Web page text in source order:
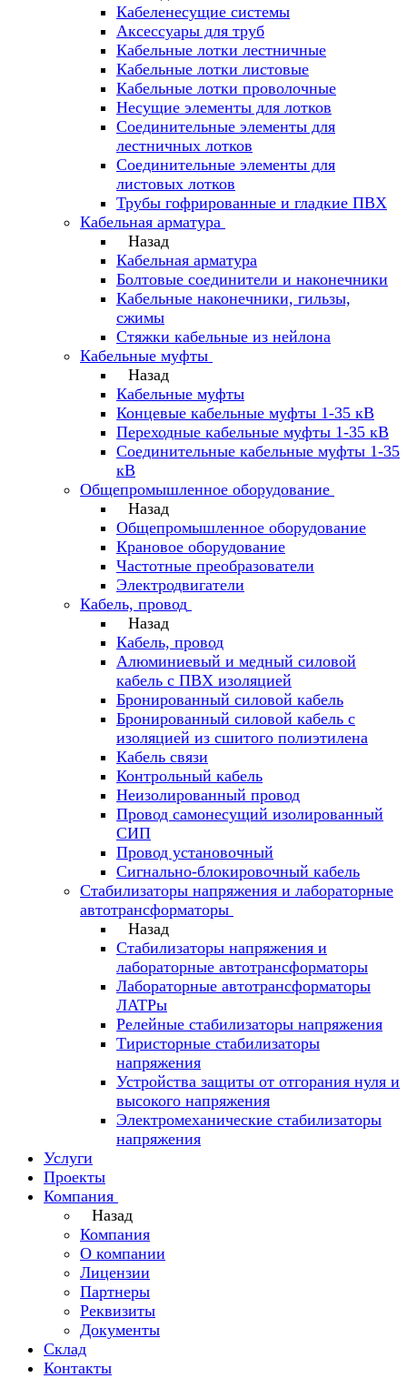
Кабеленесущие системы
Аксессуары для труб
Кабельные лотки лестничные
Кабельные лотки листовые
Кабельные лотки проволочные
Несущие элементы для лотков
Соединительные элементы для
лестничных лотков
Соединительные элементы для
листовых лотков
Трубы гофрированные и гладкие ПВХ
Кабельная арматура
Назад
Кабельная арматура
Болтовые соединители и наконечники
Кабельные наконечники, гильзы,
сжимы
Стяжки кабельные из нейлона
Кабельные муфты
Назад
Кабельные муфты
Концевые кабельные муфты 1-35 кВ
Переходные кабельные муфты 1-35 кВ
Соединительные кабельные муфты 1-35
кВ
Общепромышленное оборудование
Назад
Общепромышленное оборудование
Крановое оборудование
Частотные преобразователи
Электродвигатели
Кабель, провод
Назад
Кабель, провод
Алюминиевый и медный силовой
кабель с ПВХ изоляцией
Бронированный силовой кабель
Бронированный силовой кабель с
изоляцией из сшитого полиэтилена
Кабель связи
Контрольный кабель
Неизолированный провод
Провод самонесущий изолированный
СИП
Провод установочный
Сигнально-блокировочный кабель
Стабилизаторы напряжения и лабораторные
автотрансформаторы
Назад
Стабилизаторы напряжения и
лабораторные автотрансформаторы
Лабораторные автотрансформаторы
ЛАТРы
Релейные стабилизаторы напряжения
Тиристорные стабилизаторы
напряжения
Устройства защиты от отгорания нуля и
высокого напряжения
Электромеханические стабилизаторы
напряжения
Услуги
Проекты
Компания
Назад
Компания
О компании
Лицензии
Партнеры
Реквизиты
Документы
Склад
Контакты